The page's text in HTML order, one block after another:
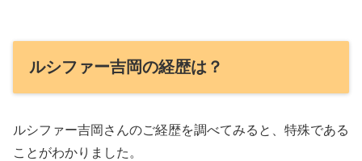
ルシファー吉岡の経歴は？
ルシファー吉岡さんのご経歴を調べてみると、特殊である
ことがわかりました。